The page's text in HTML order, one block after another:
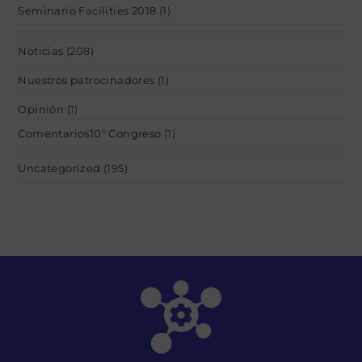
Seminario Facilities 2018 (1)
Noticias (208)
Nuestros patrocinadores (1)
Opinión (1)
Comentarios10º Congreso (1)
Uncategorized (195)